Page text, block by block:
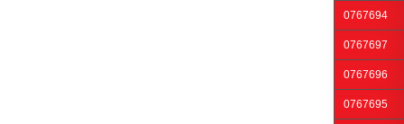
0767694
0767697
0767696
0767695